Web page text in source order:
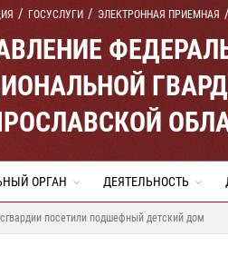
ГОСУСЛУГИ ЭЛЕКТРОННАЯ ПРИЕМНАЯ
ОРГАН ДЕЯТЕЛЬНОСТЬ
посетили подшефный детский дом